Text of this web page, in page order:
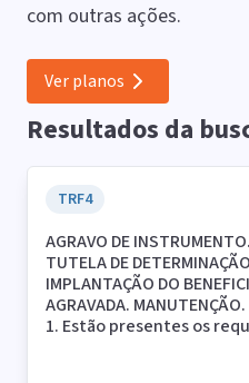
com outras ações.
Ver planos
Resultados da
TRF4
AGRAVO DE
TUTELA DE
IMPLANTAÇÃO DO
AGRAVADA. MANUTENÇÃO.
1. Estão presentes os
quanto à